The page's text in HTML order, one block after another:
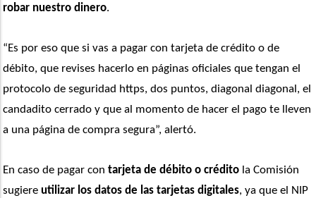
robar nuestro dinero.
“Es por eso que si vas a pagar con tarjeta de crédito o de
débito, que revises hacerlo en páginas oficiales que tengan el
protocolo de seguridad https, dos puntos, diagonal diagonal, el
candadito cerrado y que al momento de hacer el pago te lleven
a una página de compra segura”, alertó.
En caso de pagar con tarjeta de débito o crédito la Comisión
sugiere utilizar los datos de las tarjetas digitales, ya que el NIP